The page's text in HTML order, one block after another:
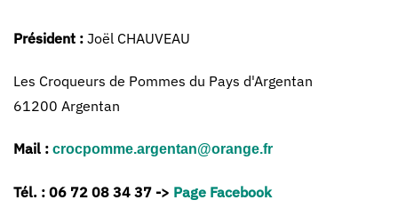
Président : Joël CHAUVEAU
Les Croqueurs de Pommes du Pays d'Argentan
61200 Argentan
Mail : crocpomme.argentan@orange.fr
Tél. : 06 72 08 34 37 -> Page Facebook